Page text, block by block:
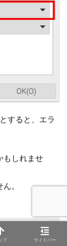
すると、エラ
もしれませ
。
プ サイドバー